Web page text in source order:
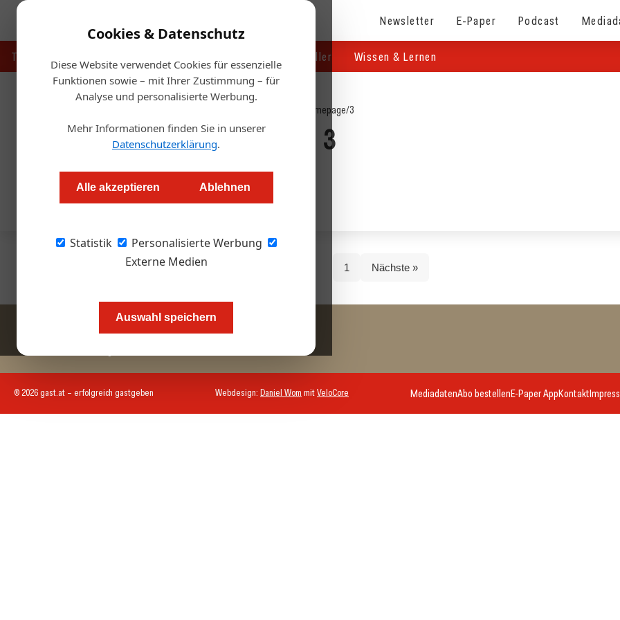
Cookies & Datenschutz
Diese Website verwendet Cookies für essenzielle
Funktionen sowie – mit Ihrer Zustimmung – für
Analyse und personalisierte Werbung.
Mehr Informationen finden Sie in unserer
Datenschutzerklärung.
Alle akzeptieren Ablehnen
Statistik
Personalisierte Werbung
Externe Medien
Auswahl speichern
Newsletter E-Paper Podcast
Touristik Handel & Hersteller Wissen & Lernen
Homepage/3
3
Keine Beiträge in dieser Kategorie.
1 Nächste »
© 2026 gast.at – erfolgreich gastgeben Webdesign: Daniel Wom mitVeloCore MediadatenAbo bestellenE-Paper AppKontakt